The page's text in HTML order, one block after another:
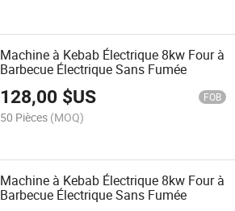
Machine à Kebab Électrique 8kw Four à
Barbecue Électrique Sans Fumée
128,00 $US FOB
50 Pièces (MOQ)
Machine à Kebab Électrique 8kw Four à
Barbecue Électrique Sans Fumée